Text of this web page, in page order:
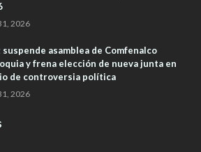
2026
suspende asamblea de Comfenalco
y frena elección de nueva junta en
de controversia política
2026